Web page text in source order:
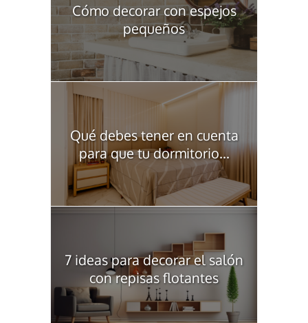
Cómo decorar con espejos
pequeños
Qué debes tener en cuenta
para que tu dormitorio...
7 ideas para decorar el salón
con repisas flotantes